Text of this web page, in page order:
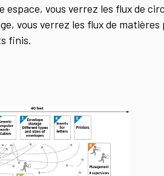
vous verrez les flux de
vous verrez les flux de
finis.